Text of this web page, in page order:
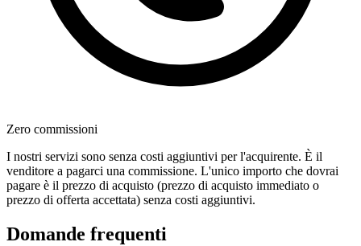
Zero commissioni
I nostri servizi sono senza costi aggiuntivi per l'acquirente. È il
venditore a pagarci una commissione. L'unico importo che dovrai
pagare è il prezzo di acquisto (prezzo di acquisto immediato o
prezzo di offerta accettata) senza costi aggiuntivi.
Domande frequenti